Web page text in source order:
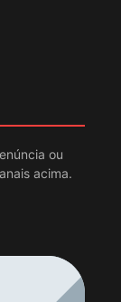
ou
acima.